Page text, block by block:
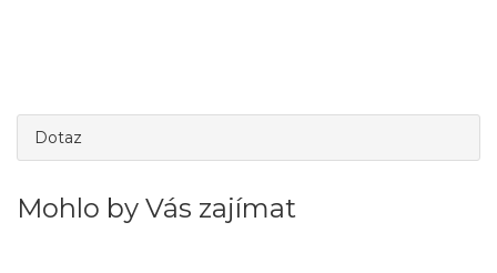
Dotaz
Mohlo by Vás zajímat